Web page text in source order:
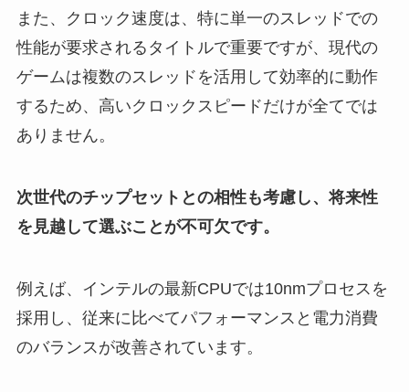
また、クロック速度は、特に単一のスレッドでの
性能が要求されるタイトルで重要ですが、現代の
ゲームは複数のスレッドを活用して効率的に動作
するため、高いクロックスピードだけが全てでは
ありません。
次世代のチップセットとの相性も考慮し、将来性
を見越して選ぶことが不可欠です。
例えば、インテルの最新CPUでは10nmプロセスを
採用し、従来に比べてパフォーマンスと電力消費
のバランスが改善されています。